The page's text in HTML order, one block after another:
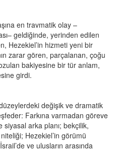
en travmatik olay –
geldiğinde, yerinden edilen
Hezekiel’in hizmeti yeni bir
zarar gören, parçalanan, çoğu
bakiyesine bir tür anlam,
girdi.
değişik ve dramatik
Farkına varmadan göreve
siyasal arka planı; bekçilik,
Hezekiel’in görümü
ve ulusların arasında